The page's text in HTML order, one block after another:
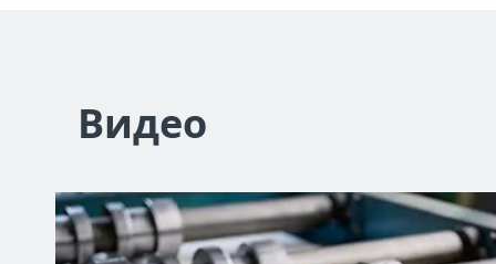
Видео